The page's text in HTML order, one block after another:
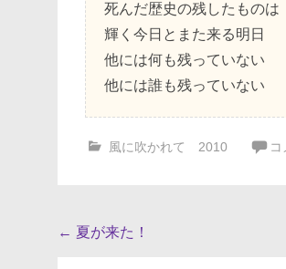
死んだ歴史の残したものは
輝く今日とまた来る明日
他には何も残っていない
他には誰も残っていない
風に吹かれて 2010 コ
投
← 夏が来た！